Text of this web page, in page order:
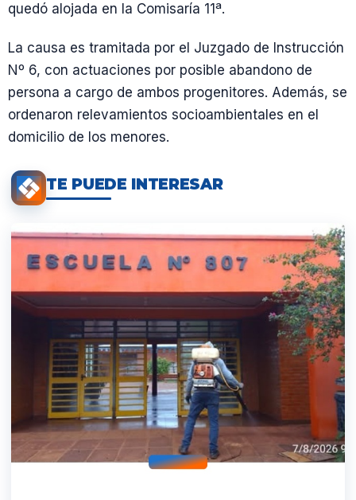
quedó alojada en la Comisaría 11ª.
La causa es tramitada por el Juzgado de Instrucción
Nº 6, con actuaciones por posible abandono de
persona a cargo de ambos progenitores. Además, se
ordenaron relevamientos socioambientales en el
domicilio de los menores.
TE PUEDE INTERESAR